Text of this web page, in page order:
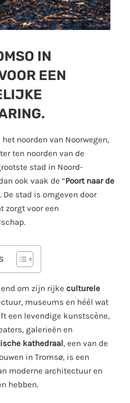
IN
EEN
noorden van Noorwegen,
ten noorden van de
stad in Noord-
ook vaak de “Poort naar de
De stad is omgeven door
zorgt voor een
om zijn rijke culturele
museums en héél wat
een levendige kunstscène,
galerieën en
kathedraal, een van de
in Tromsø, is een
moderne architectuur en
hebben.